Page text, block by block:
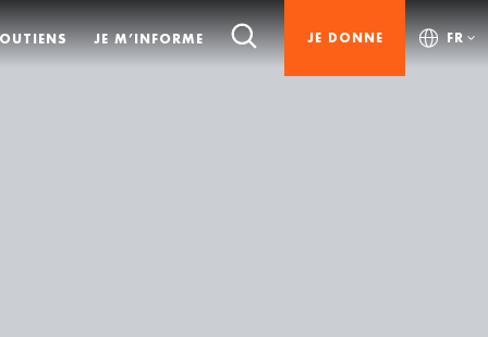
JE M’INFORME JE DONNE FR